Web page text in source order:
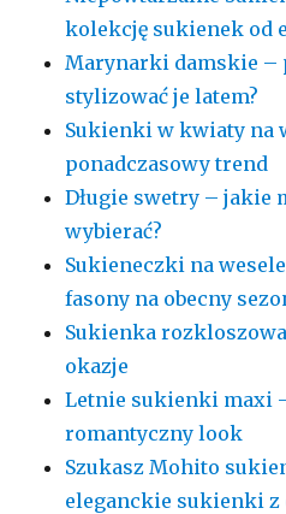
kolekcję sukienek od
Marynarki damskie –
stylizować je latem?
Sukienki w kwiaty na
ponadczasowy trend
Długie swetry – jakie
wybierać?
Sukieneczki na
fasony na obecny
Sukienka
okazje
Letnie sukienki maxi
romantyczny look
Szukasz Mohito
eleganckie sukienki z